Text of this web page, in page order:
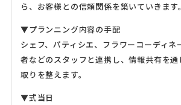
ら、お客様との信頼関係を築いていきます。
▼プランニング内容の手配
シェフ、パティシエ、フラワーコーディネ
者などのスタッフと連携し、情報共有を
取りを整えます。
▼式当日